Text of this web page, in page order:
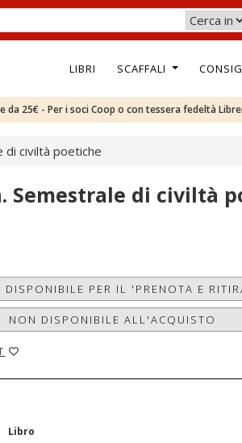
LIBRI SCAFFALI
da 25€ - Per i soci Coop o con tessera fedeltà
di civiltà poetiche
Semestrale di civiltà
DISPONIBILE PER IL 'PRENOTA E
NON DISPONIBILE ALL'ACQUISTO
Libro